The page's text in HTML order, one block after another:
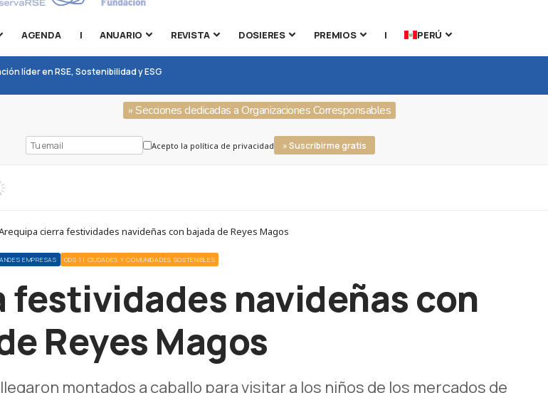
AGENDA | ANUARIO REVISTA DOSIERES PREMIOS | PERÚ
líder en RSE, Sostenibilidad y ESG
» Secciones dedicadas a Organizaciones Corresponsables
Acepto la política de privacidad » Suscribirme gratis
cierra festividades navideñas con bajada de Reyes Magos
EMPRESAS ODS 11 CIUDADES Y COMUNIDADES SOSTENIBLES
festividades navideñas con
Reyes Magos
montados a caballo para visitar a los niños de los mercados de